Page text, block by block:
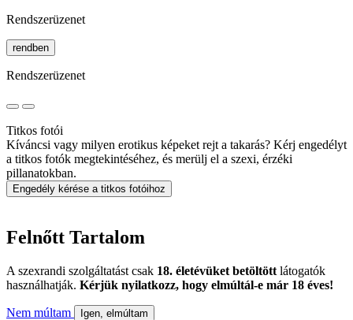
Rendszerüzenet
rendben
Rendszerüzenet
Titkos fotói
Kíváncsi vagy milyen erotikus képeket rejt a takarás? Kérj engedélyt
a titkos fotók megtekintéséhez, és merülj el a szexi, érzéki
pillanatokban.
Engedély kérése a titkos fotóihoz
Felnőtt Tartalom
A szexrandi szolgáltatást csak 18. életévüket betöltött látogatók
használhatják. Kérjük nyilatkozz, hogy elmúltál-e már 18 éves!
Nem múltam Igen, elmúltam